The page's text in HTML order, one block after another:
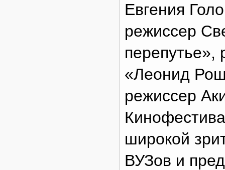
Евгения
режиссер
перепутье»,
«Леонид
режиссер
широкой
ВУЗов и